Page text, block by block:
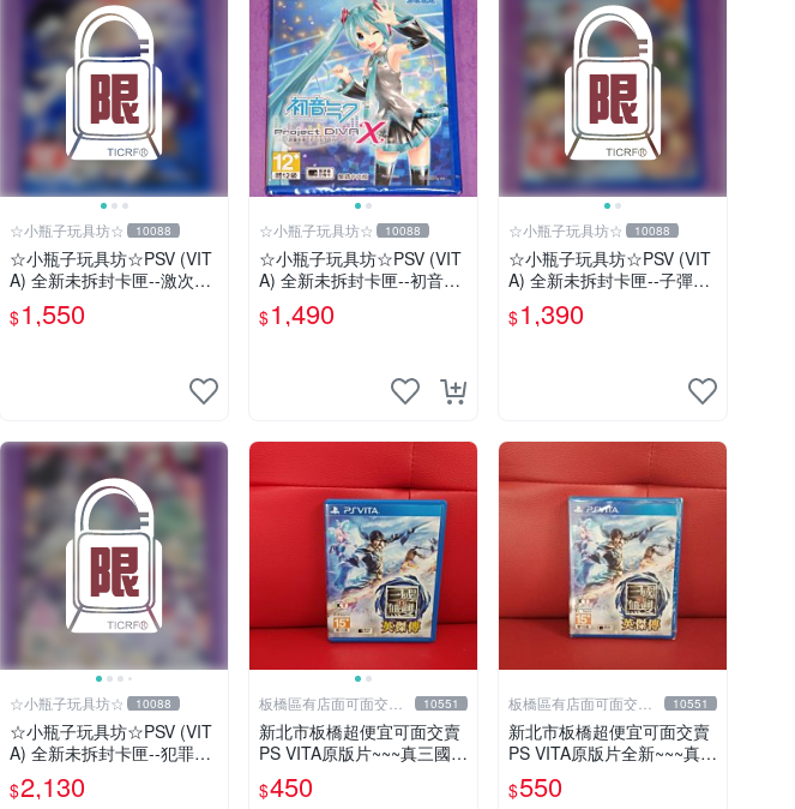
☆小瓶子玩具坊☆ 10088
☆小瓶子玩具坊☆PSV (VIT
A) 全新未拆封卡匣--激次元
組合 戰機少女 VS 殭屍軍團
中文版
$1,550
☆小瓶子玩具坊☆ 10088
☆小瓶子玩具坊☆PSV (VIT
A) 全新未拆封卡匣--初音未
來 名伶計畫X 中文版
$1,490
☆小瓶子玩具坊☆ 10088
☆小瓶子玩具坊☆PSV (VIT
A) 全新未拆封卡匣--子彈少
女2《(Bullet Girls 2》
$1,390
☆小瓶子玩具坊☆ 10088
☆小瓶子玩具坊☆PSV (VIT
A) 全新未拆封卡匣--犯罪少
女2《Criminal Girls 2》限
定版 (日版)
$2,130
板橋區有店面可面交高
價回收電玩
10551
新北市板橋超便宜可面交賣
PS VITA原版片~~~真三國無
雙 英傑傳 中文版~~~實體店
面可面交
$450
板橋區有店面可面交高
價回收電玩
10551
新北市板橋超便宜可面交賣
PS VITA原版片全新~~~真
三國無雙 英傑傳 中文版~~~
下標就賣不用等
$550